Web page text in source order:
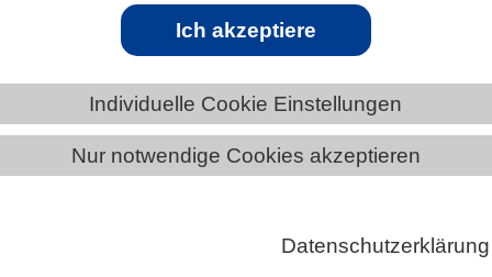
Ich akzeptiere
Individuelle Cookie Einstellungen
Nur notwendige Cookies akzeptieren
Datenschutzerklärung
eröffnet faszinierende Einblicke in die
von Zellen – doch die Auswertung der Daten ist
erfordert fundierte Bioinformatik-Kenntnisse.
Englisch mit dem Computer chatten statt zu